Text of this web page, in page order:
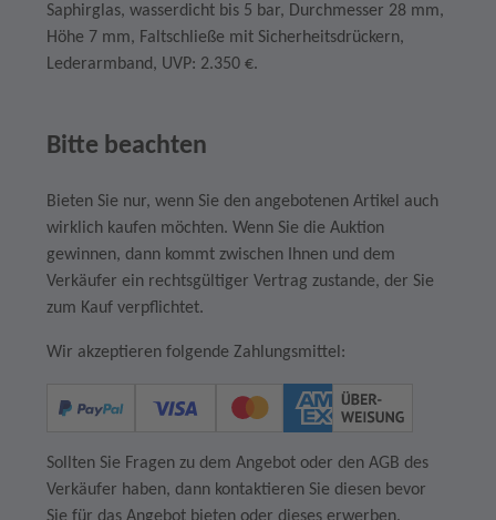
Saphirglas, wasserdicht bis 5 bar, Durchmesser 28 mm,
Höhe 7 mm, Faltschließe mit Sicherheitsdrückern,
Lederarmband, UVP: 2.350 €.
Bitte beachten
Bieten Sie nur, wenn Sie den angebotenen Artikel auch
wirklich kaufen möchten. Wenn Sie die Auktion
gewinnen, dann kommt zwischen Ihnen und dem
Verkäufer ein rechtsgültiger Vertrag zustande, der Sie
zum Kauf verpflichtet.
Wir akzeptieren folgende Zahlungsmittel:
Sollten Sie Fragen zu dem Angebot oder den AGB des
Verkäufer haben, dann kontaktieren Sie diesen bevor